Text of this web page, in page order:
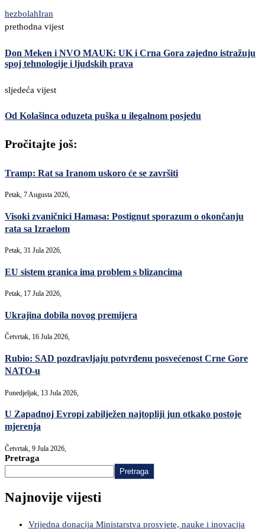
hezbolahIran
prethodna vijest
Don Meken i NVO MAUK: UK i Crna Gora zajedno istražuju
spoj tehnologije i ljudskih prava
sljedeća vijest
Od Kolašinca oduzeta puška u ilegalnom posjedu
Pročitajte još:
Tramp: Rat sa Iranom uskoro će se završiti
Petak, 7 Augusta 2026,
Visoki zvaničnici Hamasa: Postignut sporazum o okončanju
rata sa Izraelom
Petak, 31 Jula 2026,
EU sistem granica ima problem s blizancima
Petak, 17 Jula 2026,
Ukrajina dobila novog premijera
Četvrtak, 16 Jula 2026,
Rubio: SAD pozdravljaju potvrđenu posvećenost Crne Gore
NATO-u
Ponedjeljak, 13 Jula 2026,
U Zapadnoj Evropi zabilježen najtopliji jun otkako postoje
mjerenja
Četvrtak, 9 Jula 2026,
Pretraga
Pretraga
Najnovije vijesti
Vrijedna donacija Ministarstva prosvjete, nauke i inovacija